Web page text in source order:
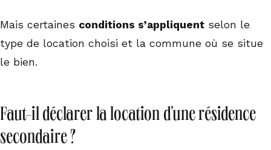
Mais certaines conditions s’appliquent selon le
type de location choisi et la commune où se situe
le bien.
Faut-il déclarer la location d’une résidence
secondaire ?